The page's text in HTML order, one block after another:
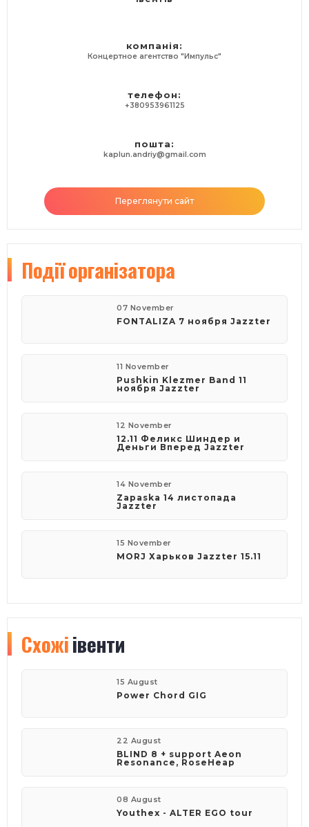
компанія:
Концертное агентство "Импульс"
телефон:
+380953961125
пошта:
kaplun.andriy@gmail.com
Переглянути сайт
Подіїорганізатора
07 November
FONTALIZA 7 ноября Jazzter
11 November
Pushkin Klezmer Band 11
ноября Jazzter
12 November
12.11 Феликс Шиндер и
Деньги Вперед Jazzter
14 November
Zapaska 14 листопада
Jazzter
15 November
MORJ Харьков Jazzter 15.11
Схожіівенти
15 August
Power Chord GIG
22 August
BLIND 8 + support Aeon
Resonance, RoseHeap
08 August
Youthex - ALTER EGO tour